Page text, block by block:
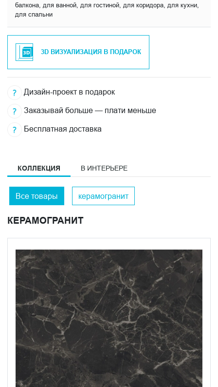
балкона, для ванной, для гостиной, для коридора, для кухни,
для спальни
3D ВИЗУАЛИЗАЦИЯ В ПОДАРОК
Дизайн-проект в подарок
Заказывай больше — плати меньше
Бесплатная доставка
КОЛЛЕКЦИЯ В ИНТЕРЬЕРЕ
Все товары керамогранит
КЕРАМОГРАНИТ